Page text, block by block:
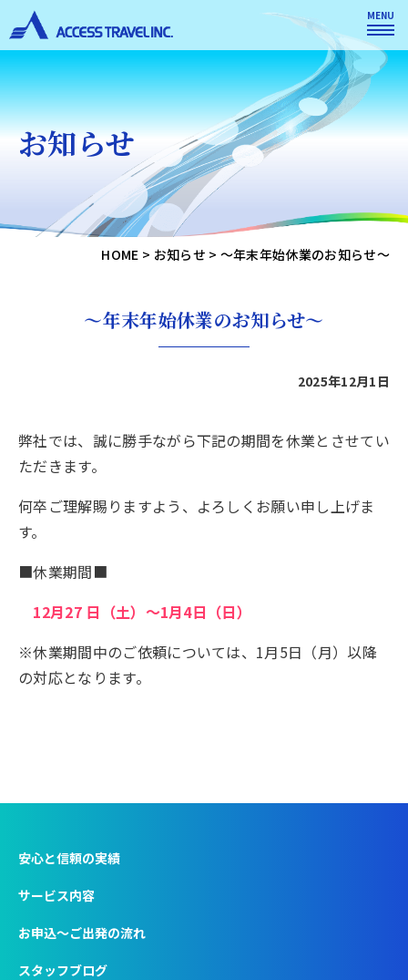
MENU
お知らせ
HOME > お知らせ > ～年末年始休業のお知らせ～
～年末年始休業のお知らせ～
2025年12月1日
弊社では、誠に勝手ながら下記の期間を休業とさせてい
ただきます。
何卒ご理解賜りますよう、よろしくお願い申し上げま
す。
■休業期間■
12月27 日（土）～1月4日（日）
※休業期間中のご依頼については、1月5日（月）以降
の対応となります。
安心と信頼の実績
サービス内容
お申込〜ご出発の流れ
スタッフブログ